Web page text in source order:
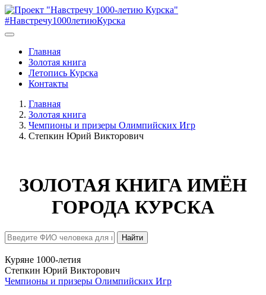
#Навстречу1000летиюКурска
Главная
Золотая книга
Летопись Курска
Контакты
Главная
Золотая книга
Чемпионы и призеры Олимпийских Игр
Степкин Юрий Викторович
ЗОЛОТАЯ КНИГА ИМЁН
ГОРОДА КУРСКА
Найти
Куряне 1000-летия
Степкин Юрий Викторович
Чемпионы и призеры Олимпийских Игр